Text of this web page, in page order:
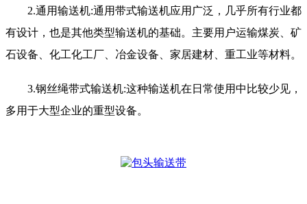
2.通用输送机:通用带式输送机应用广泛，几乎所有行业都
有设计，也是其他类型输送机的基础。主要用户运输煤炭、矿
石设备、化工化工厂、冶金设备、家居建材、重工业等材料。
3.钢丝绳带式输送机:这种输送机在日常使用中比较少见，
多用于大型企业的重型设备。